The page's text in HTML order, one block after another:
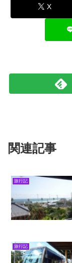
X
関連記事
旅行記
旅行記